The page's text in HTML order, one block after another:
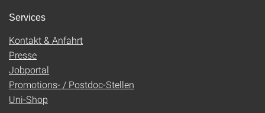
Services
Kontakt & Anfahrt
Presse
Jobportal
Promotions- / Postdoc-Stellen
Uni-Shop